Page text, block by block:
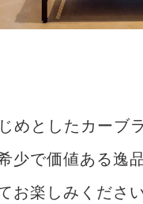
めとしたカーブ
少で価値ある
楽しみください